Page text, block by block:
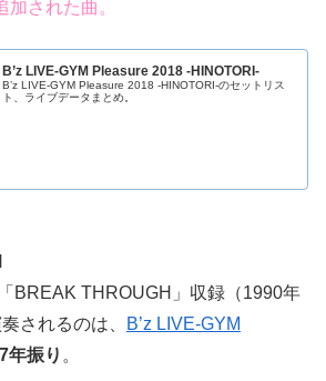
加された曲。
B’z LIVE-GYM Pleasure 2018 -HINOTORI-
B’z LIVE-GYM Pleasure 2018 -HINOTORI-のセットリス
ト、ライブデータまとめ。
BREAK THROUGH」収録（1990年
されるのは、
B’z LIVE-GYM
年振り 。